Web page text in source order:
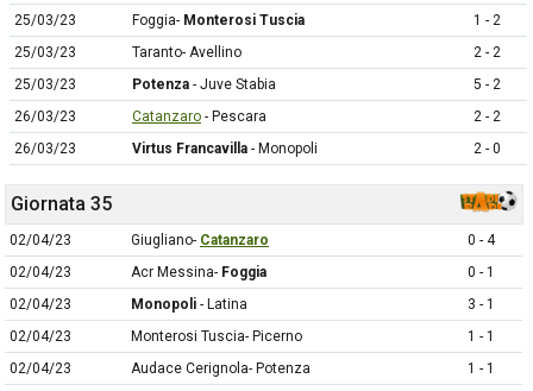
25/03/23
Foggia- Monterosi Tuscia
1 - 2
25/03/23
Taranto- Avellino
2 - 2
25/03/23
Potenza - Juve Stabia
5 - 2
26/03/23
Catanzaro - Pescara
2 - 2
26/03/23
Virtus Francavilla - Monopoli 2 - 0
Giornata 35
02/04/23 Giugliano- Catanzaro
0 - 4
02/04/23
Acr Messina- Foggia
0 - 1
02/04/23
Monopoli - Latina
3 - 1
02/04/23
Monterosi Tuscia- Picerno
1 - 1
02/04/23
Audace Cerignola- Potenza
1 - 1